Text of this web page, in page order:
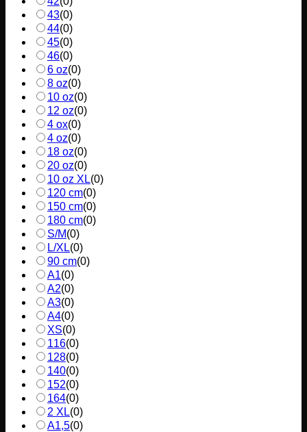
43(0)
44(0)
45(0)
46(0)
6 oz(0)
8 oz(0)
10 oz(0)
12 oz(0)
4 ox(0)
4 oz(0)
18 oz(0)
20 oz(0)
10 oz XL(0)
120 cm(0)
150 cm(0)
180 cm(0)
S/M(0)
L/XL(0)
90 cm(0)
A1(0)
A2(0)
A3(0)
A4(0)
XS(0)
116(0)
128(0)
140(0)
152(0)
164(0)
2 XL(0)
A1,5(0)